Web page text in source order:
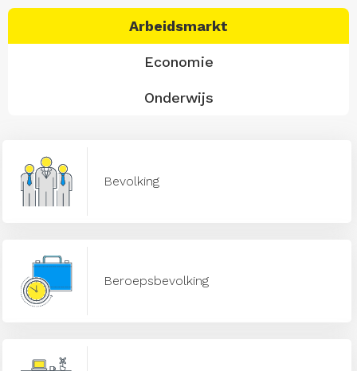
Arbeidsmarkt
Economie
Onderwijs
Bevolking
Beroepsbevolking